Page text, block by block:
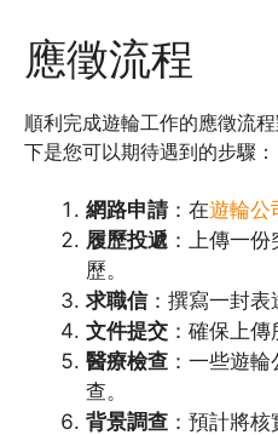
應徵流程
順利完成遊輪工作的應徵流
下是您可以期待遇到的步驟：
網路申請 ：在遊輪公
履歷投遞 ：上傳一
歷。
求職信：撰寫一封表
文件提交 ：確保上傳
醫療檢查 ：一些遊
查。
背景調查 ：預計將核